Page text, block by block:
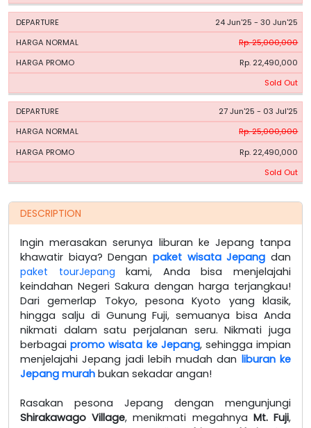
24 Jun'25 - 30 Jun'25
Rp. 25,000,000
Rp. 22,490,000
Sold Out
27 Jun'25 - 03 Jul'25
Rp. 25,000,000
Rp. 22,490,000
Sold Out
DESCRIPTION
Ingin merasakan serunya liburan ke Jepang tanpa
khawatir biaya? Dengan paket wisata Jepang dan
paket tourJepang kami, Anda bisa menjelajahi
keindahan Negeri Sakura dengan harga terjangkau!
Dari gemerlap Tokyo, pesona Kyoto yang klasik,
hingga salju di Gunung Fuji, semuanya bisa Anda
nikmati dalam satu perjalanan seru. Nikmati juga
berbagaipromo wisata ke Jepang, sehingga impian
menjelajahi Jepang jadi lebih mudah dan liburan ke
Jepang murah bukan sekadar angan!
Rasakan pesona Jepang dengan mengunjungi
Shirakawago Village, menikmati megahnya Mt. Fuji,